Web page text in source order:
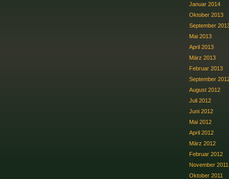
Januar 2014
Oktober 2013
September
Mai 2013
April 2013
März 2013
Februar 2013
September
August 2012
Juli 2012
Juni 2012
Mai 2012
April 2012
März 2012
Februar 2012
November 2011
Oktober 2011